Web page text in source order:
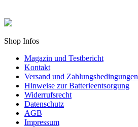
Shop Infos
Magazin und Testbericht
Kontakt
Versand und Zahlungsbedingungen
Hinweise zur Batterieentsorgung
Widerrufsrecht
Datenschutz
AGB
Impressum